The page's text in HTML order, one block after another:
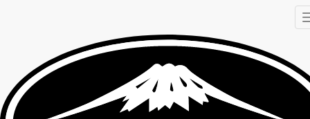
K-1380 MOTION PROTECT
JERSEY（LONG SLEEVE）